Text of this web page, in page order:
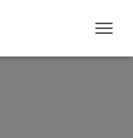
É